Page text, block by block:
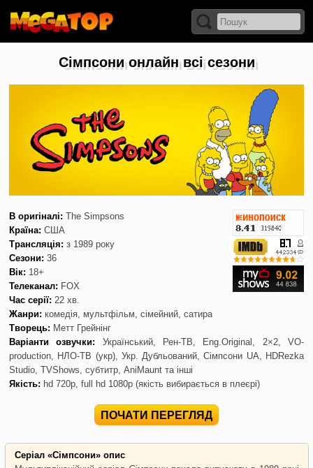
Сімпсони онлайн всі сезони
В оригіналі: The Simpsons
Країна: США
Трансляція: з 1989 року
Сезони: 36
Вік: 18+
Телеканал: FOX
Час серії: 22 хв.
Жанри: комедія, мультфільм, сімейний, сатира
Творець: Метт Грейнінг
Варіанти озвучки: Український, Рен-ТВ, Eng.Original, 2×2, VO-
production, НЛО-ТВ (укр), Укр. Дубльований, Сімпсони UA, HDRezka
Studio, TVShows, субтитр, AniMaunt та інші
Якість: hd 720p, full hd 1080p (якість вибирається в плеєрі)
ПОЧАТИ ПЕРЕГЛЯД
Серіал «Сімпсони» опис